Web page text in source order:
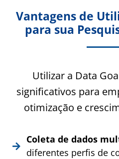
Vantagens de
para sua
Utilizar a Data
significativos para
otimização e
Coleta de dados
diferentes perfis de